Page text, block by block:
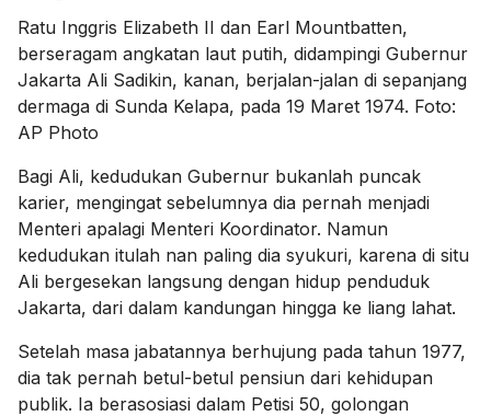
Ratu Inggris Elizabeth II dan Earl Mountbatten,
berseragam angkatan laut putih, didampingi Gubernur
Jakarta Ali Sadikin, kanan, berjalan-jalan di sepanjang
dermaga di Sunda Kelapa, pada 19 Maret 1974. Foto:
AP Photo
Bagi Ali, kedudukan Gubernur bukanlah puncak
karier, mengingat sebelumnya dia pernah menjadi
Menteri apalagi Menteri Koordinator. Namun
kedudukan itulah nan paling dia syukuri, karena di situ
Ali bergesekan langsung dengan hidup penduduk
Jakarta, dari dalam kandungan hingga ke liang lahat.
Setelah masa jabatannya berhujung pada tahun 1977,
dia tak pernah betul-betul pensiun dari kehidupan
publik. Ia berasosiasi dalam Petisi 50, golongan